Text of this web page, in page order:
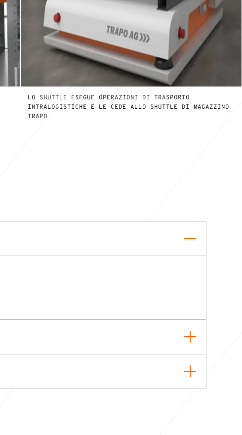
LO SHUTTLE ESEGUE OPERAZIONI DI TRASPORTO
INTRALOGISTICHE E LE CEDE ALLO SHUTTLE DI MAGAZZINO
TRAPO